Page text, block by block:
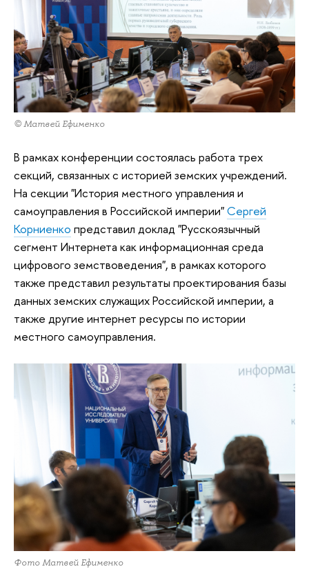
© Матвей Ефименко
В рамках конференции состоялась работа трех
секций, связанных с историей земских учреждений.
На секции "История местного управления и
самоуправления в Российской империи"Сергей
Корниенко представил доклад "Русскоязычный
сегмент Интернета как информационная среда
цифрового земствоведения", в рамках которого
также представил результаты проектирования базы
данных земских служащих Российской империи, а
также другие интернет ресурсы по истории
местного самоуправления.
Фото Матвей Ефименко